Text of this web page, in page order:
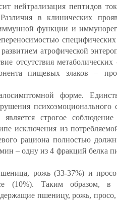
нейтрализация пептидов
в клинических
функции и
атрофической
отсутствия метаболических
пищевых злаков –
форме.
психоэмоционального
строгое соблюдение
исключения из
рациона полностью
– одну из 4 фракций белка
рожь (33-37%) и
(10%). Таким образом, в
пшеницу, рожь, просо,